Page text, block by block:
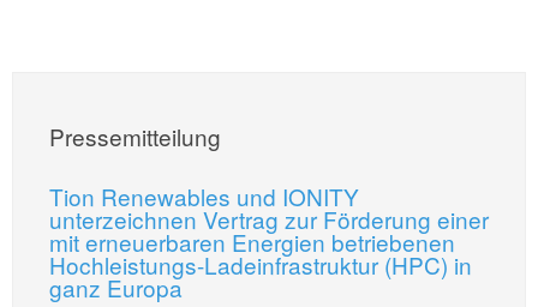
Pressemitteilung
Tion Renewables und IONITY
unterzeichnen Vertrag zur Förderung einer
mit erneuerbaren Energien betriebenen
Hochleistungs-Ladeinfrastruktur (HPC) in
ganz Europa